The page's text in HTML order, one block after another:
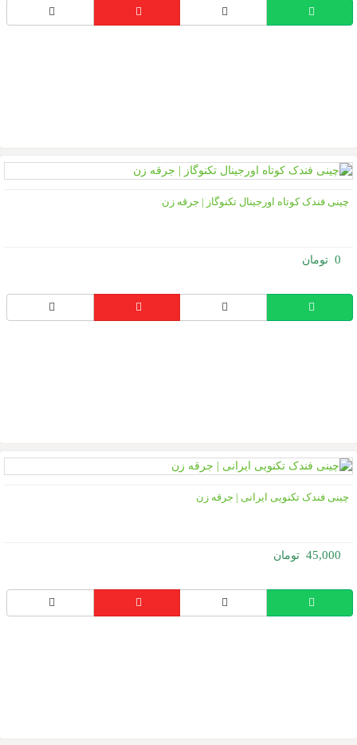
فندک کوتاه اورجینال تکنوگاز | جرقه زن
فندک تکنویی ایرانی | جرقه زن
45,000